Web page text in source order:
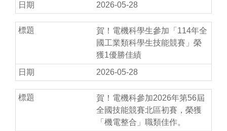
2026-05-28
賀！電機科學生參加「114年全
國工業類科學生技能競賽」榮
獲1優勝佳績
2026-05-28
賀！電機科參加2026年第56屆
全國技能競賽北區初賽，榮獲
「機電整合」職類佳作。